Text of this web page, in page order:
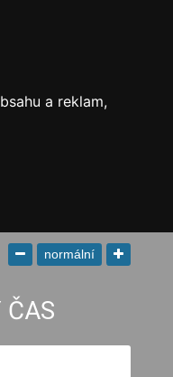
a reklam,
normální
ČAS